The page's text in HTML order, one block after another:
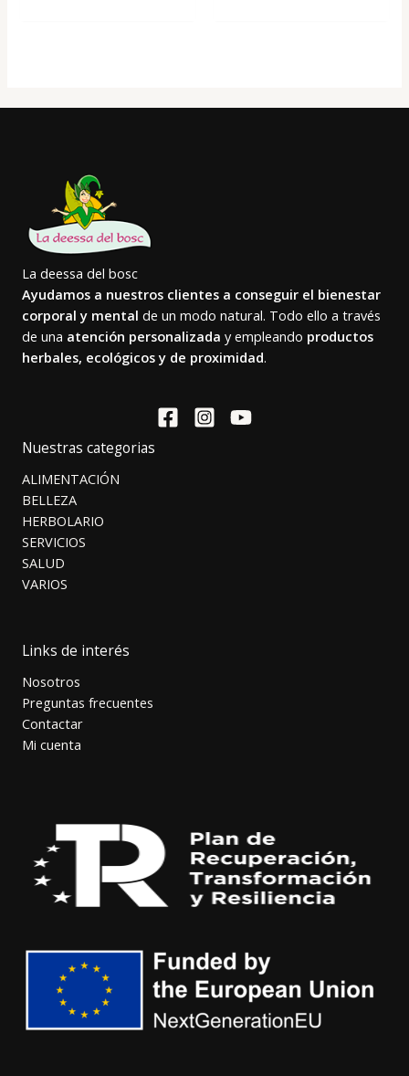
La deessa del bosc
Ayudamos a nuestros clientes a conseguir el bienestar
corporal y mental de un modo natural. Todo ello a través
de una atención personalizada y empleando productos
herbales, ecológicos y de proximidad.
Nuestras categorias
ALIMENTACIÓN
BELLEZA
HERBOLARIO
SERVICIOS
SALUD
VARIOS
Links de interés
Nosotros
Preguntas frecuentes
Contactar
Mi cuenta